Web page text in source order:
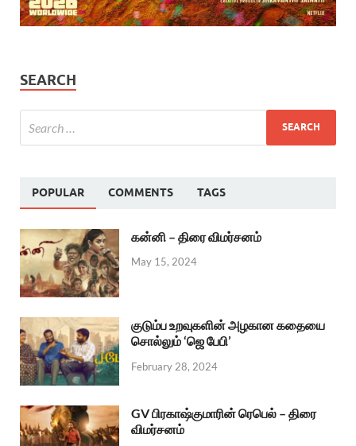
SEARCH
POPULAR COMMENTS TAGS
கன்னி – திரை விமர்சனம்
May 15, 2024
குடும்ப உறவுகளின் அழகான கதையை
சொல்லும் ‘ஜெ பேபி’
February 28, 2024
GV பிரகாஷ்குமாரின் ரெபெல் – திரை
விமர்சனம்